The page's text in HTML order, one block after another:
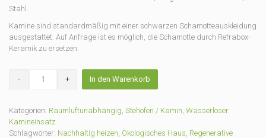
Stahl.
Kamine sind standardmäßig mit einer schwarzen Schamotteauskleidung
ausgestattet. Auf Anfrage ist es möglich, die Schamotte durch Refrabox-
Keramik zu ersetzen.
Menge
In den Warenkorb
Kategorien: Raumluftunabhängig Stehofen / Kamin Wasserloser
Kamineinsatz
Schlagwörter: Nachhaltig heizen Ökologisches Haus Regenerative